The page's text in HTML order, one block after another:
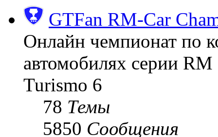
GTFan RM-Car
Онлайн чемпионат по
автомобилях серии
Turismo 6
78 Темы
5850 Сообщения